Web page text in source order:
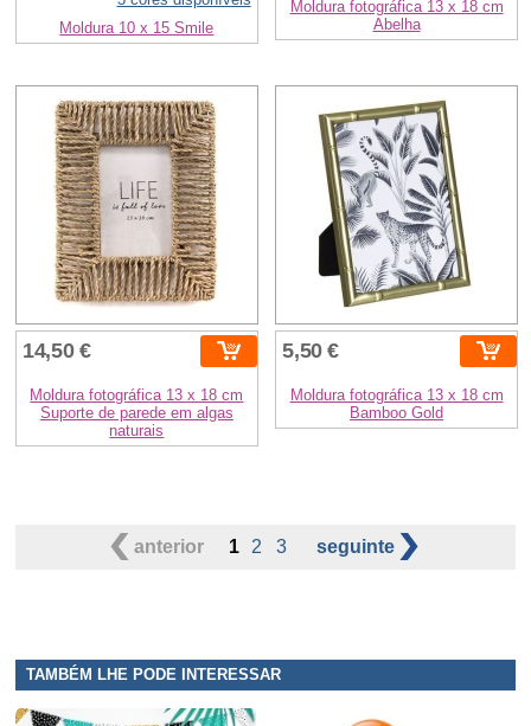
Moldura 10 x 15 Smile
Moldura fotográfica 13 x 18 cm
Abelha
14,50 €
Moldura fotográfica 13 x 18 cm
Suporte de parede em algas
naturais
5,50 €
Moldura fotográfica 13 x 18 cm
Bamboo Gold
anterior 1 2 3 seguinte
TAMBÉM LHE PODE INTERESSAR